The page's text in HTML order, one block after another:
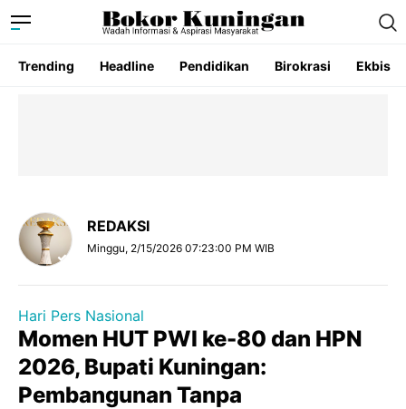
Trending Headline Pendidikan Birokrasi Ekbis
REDAKSI
Minggu, 2/15/2026 07:23:00 PM WIB
Hari Pers Nasional
Momen HUT PWI ke-80 dan HPN
2026, Bupati Kuningan:
Pembangunan Tanpa